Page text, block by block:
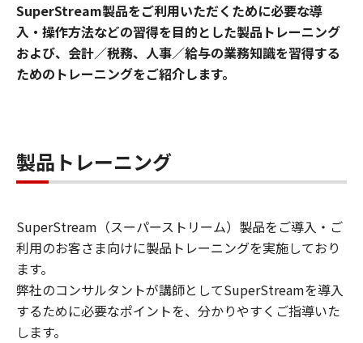
SuperStream製品をご利用いただくために必要な導
入・操作方法などの習得を目的とした製品トレーニング
および、会計／税務、人事／給与の業務知識を習得する
ためのトレーニングをご紹介します。
製品トレーニング
SuperStream（スーパーストリーム）製品をご導入・ご
利用のお客さま向けに製品トレーニングを実施しており
ます。
弊社のコンサルタントが講師としてSuperStreamを導入
するために必要なポイントを、分かりやすくご指導いた
します。